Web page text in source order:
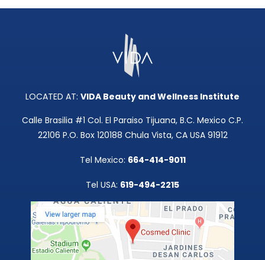
LOCATED AT: VIDA Beauty and Wellness Institute
Calle Brasilia #1 Col. El Paraiso Tijuana, B.C. Mexico C.P.
22106 P.O. Box 120188 Chula Vista, CA USA 91912
Tel Mexico: 664-414-9011
Tel USA: 619-494-2215